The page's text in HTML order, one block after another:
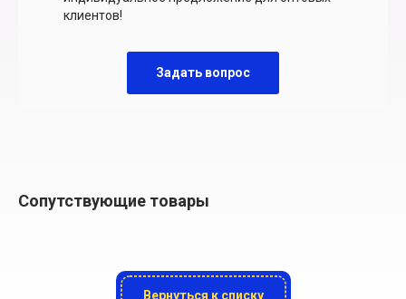
клиентов!
Задать вопрос
Сопутствующие товары
Вернуться к списку